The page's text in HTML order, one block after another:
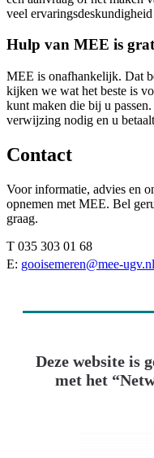
veel
Hulp van MEE is
MEE is onafhankelijk. Dat
kijken we wat het beste is
kunt maken die bij u
verwijzing nodig en u
Contact
Voor informatie, advies en
opnemen met MEE. Bel
graag.
T 035 303 01 68
E: gooisemeren@mee-ugv.nl
Deze website is
met het